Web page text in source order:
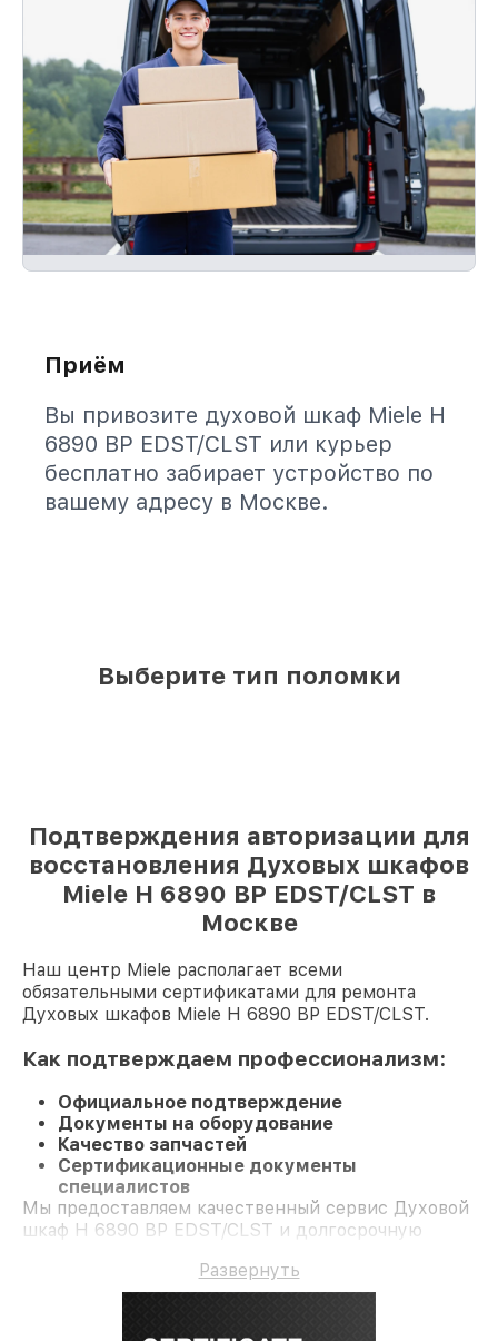
Приём
Вы привозите духовой шкаф Miele H
6890 BP EDST/CLST или курьер
бесплатно забирает устройство по
вашему адресу в Москве.
Выберите тип поломки
Подтверждения авторизации для
восстановления Духовых шкафов
Miele H 6890 BP EDST/CLST в
Москве
Наш центр Miele располагает всеми
обязательными сертификатами для ремонта
Духовых шкафов Miele H 6890 BP EDST/CLST.
Как подтверждаем профессионализм:
Официальное подтверждение
Документы на оборудование
Качество запчастей
Сертификационные документы
специалистов
Мы предоставляем качественный сервис Духовой
шкаф H 6890 BP EDST/CLST и долгосрочную
Развернуть